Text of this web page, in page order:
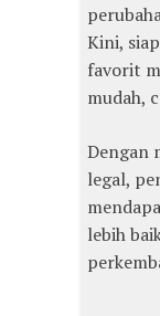
Kini,
favorit
mudah,
Dengan
legal,
lebih